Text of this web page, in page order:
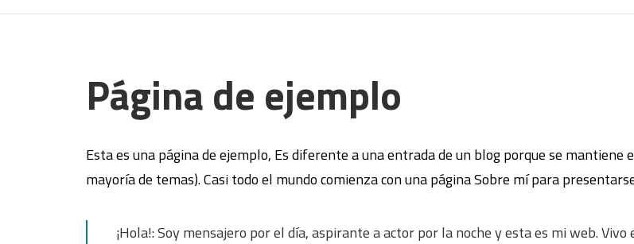
Página de ejemplo
Esta es una página de ejemplo, Es diferente a una entrada de un blog porque se
mayoría de temas). Casi todo el mundo comienza con una página Sobre mí para
¡Hola!: Soy mensajero por el día, aspirante a actor por la noche y esta es mi web.